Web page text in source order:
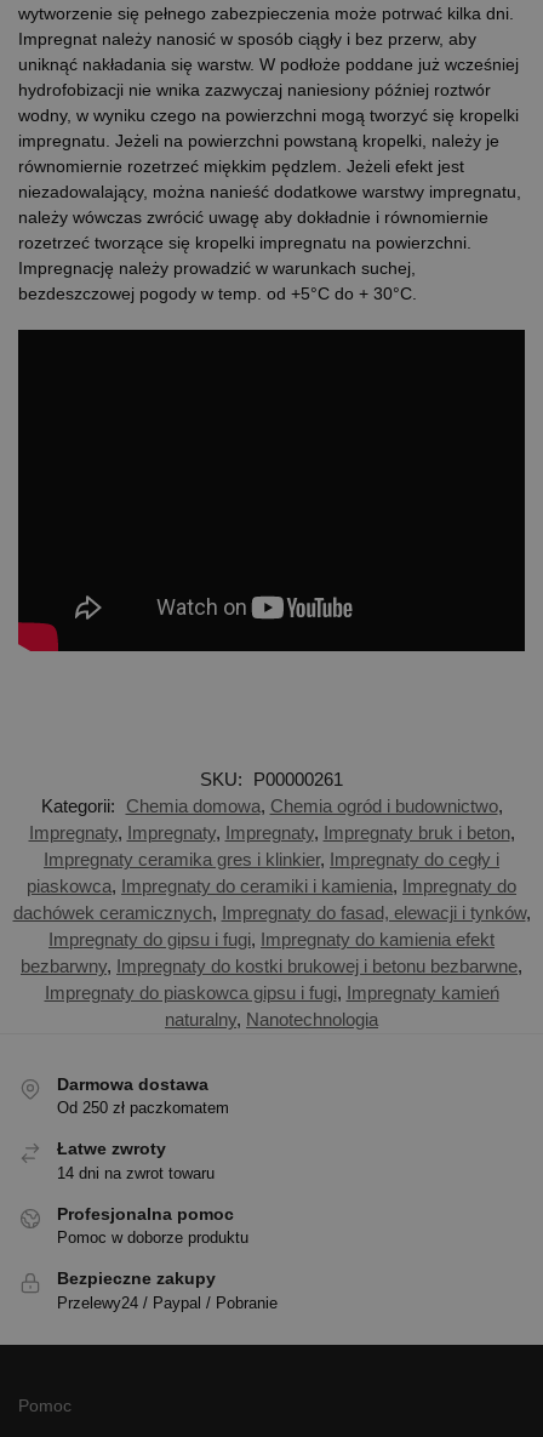
wytworzenie się pełnego zabezpieczenia może potrwać kilka dni.
Impregnat należy nanosić w sposób ciągły i bez przerw, aby
uniknąć nakładania się warstw. W podłoże poddane już wcześniej
hydrofobizacji nie wnika zazwyczaj naniesiony później roztwór
wodny, w wyniku czego na powierzchni mogą tworzyć się kropelki
impregnatu. Jeżeli na powierzchni powstaną kropelki, należy je
równomiernie rozetrzeć miękkim pędzlem. Jeżeli efekt jest
niezadowalający, można nanieść dodatkowe warstwy impregnatu,
należy wówczas zwrócić uwagę aby dokładnie i równomiernie
rozetrzeć tworzące się kropelki impregnatu na powierzchni.
Impregnację należy prowadzić w warunkach suchej,
bezdeszczowej pogody w temp. od +5°C do + 30°C.
SKU:
P00000261
Kategorii:
Chemia domowa, Chemia ogród i budownictwo,
Impregnaty, Impregnaty, Impregnaty, Impregnaty bruk i beton,
Impregnaty ceramika gres i klinkier, Impregnaty do cegły i
piaskowca, Impregnaty do ceramiki i kamienia, Impregnaty do
dachówek ceramicznych, Impregnaty do fasad, elewacji i tynków,
Impregnaty do gipsu i fugi, Impregnaty do kamienia efekt
bezbarwny, Impregnaty do kostki brukowej i betonu bezbarwne,
Impregnaty do piaskowca gipsu i fugi, Impregnaty kamień
naturalny, Nanotechnologia
Darmowa dostawa
Od 250 zł paczkomatem
Łatwe zwroty
14 dni na zwrot towaru
Profesjonalna pomoc
Pomoc w doborze produktu
Bezpieczne zakupy
Przelewy24 / Paypal / Pobranie
Pomoc